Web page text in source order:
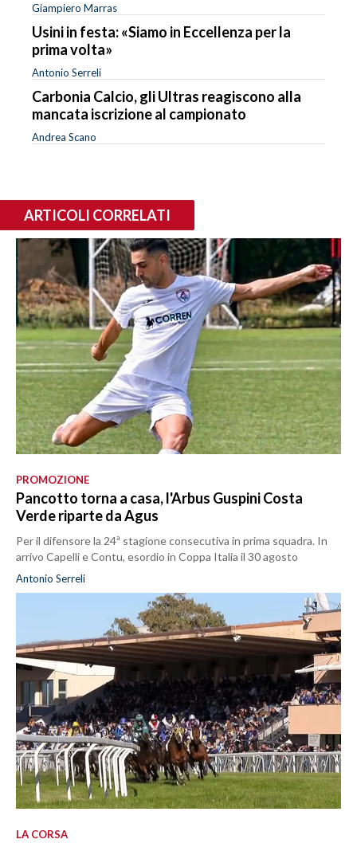
Giampiero Marras
Usini in festa: «Siamo in Eccellenza per la
prima volta»
Antonio Serreli
Carbonia Calcio, gli Ultras reagiscono alla
mancata iscrizione al campionato
Andrea Scano
ARTICOLI CORRELATI
PROMOZIONE
Pancotto torna a casa, l'Arbus Guspini Costa
Verde riparte da Agus
Per il difensore la 24ª stagione consecutiva in prima squadra. In
arrivo Capelli e Contu, esordio in Coppa Italia il 30 agosto
Antonio Serreli
LA CORSA